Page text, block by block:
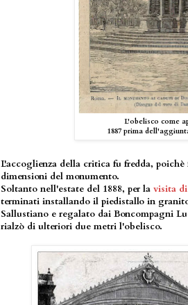
L'obelisco come
1887 prima
L'accoglienza della critica fu fredda,
dimensioni del monumento.
Soltanto nell'estate del 1888, per la visita
terminati installando il piedistallo in
Sallustiano e regalato dai Boncompagni
rialzò di ulteriori due metri l'obelisco.